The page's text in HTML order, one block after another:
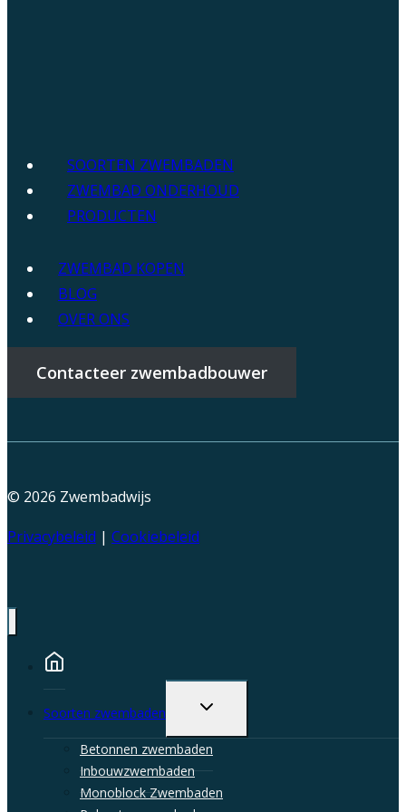
SOORTEN ZWEMBADEN
ZWEMBAD ONDERHOUD
PRODUCTEN
ZWEMBAD KOPEN
BLOG
OVER ONS
Contacteer zwembadbouwer
© 2026 Zwembadwijs
Privacybeleid | Cookiebeleid
Soorten zwembaden
Toggle
menu
Betonnen zwembaden
Inbouwzwembaden
Monoblock Zwembaden